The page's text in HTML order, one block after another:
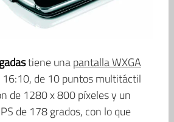
tiene unapantalla WXGA
de 10 puntos multitáctil
de 1280 x 800 píxeles y un
de 178 grados, con lo que